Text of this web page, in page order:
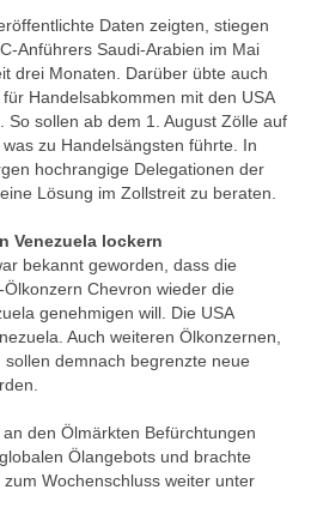
Daten zeigten, stiegen
Anführers Saudi-Arabien im Mai
drei Monaten. Darüber übte auch
Handelsabkommen mit den USA
So sollen ab dem 1. August Zölle auf
zu Handelsängsten führte. In
hochrangige Delegationen der
Lösung im Zollstreit zu beraten.
Venezuela lockern
bekannt geworden, dass die
Chevron wieder die
genehmigen will. Die USA
Auch weiteren Ölkonzernen,
demnach begrenzte neue
den Ölmärkten Befürchtungen
Ölangebots und brachte
Wochenschluss weiter unter